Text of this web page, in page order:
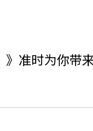
准时为你带